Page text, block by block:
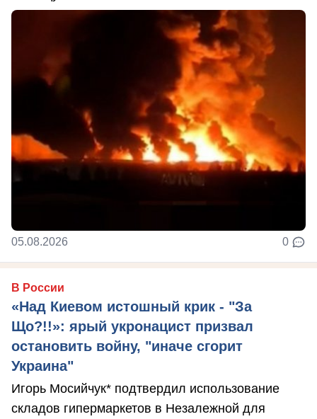
05.08.2026 0
В России
«Над Киевом истошный крик - "За
Що?!!»: ярый укронацист призвал
остановить войну, "иначе сгорит
Украина"
Игорь Мосийчук* подтвердил использование
складов гипермаркетов в Незалежной для